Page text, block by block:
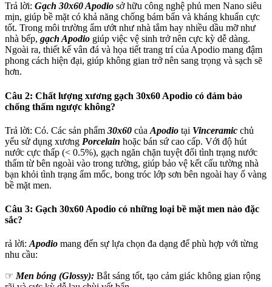
Trả lời: Gạch 30x60 Apodio sở hữu công nghệ phủ men Nano siêu
mịn, giúp bề mặt có khả năng chống bám bẩn và kháng khuẩn cực
tốt. Trong môi trường ẩm ướt như nhà tắm hay nhiều dầu mỡ như
nhà bếp, gạch Apodio giúp việc vệ sinh trở nên cực kỳ dễ dàng.
Ngoài ra, thiết kế vân đá và họa tiết trang trí của Apodio mang đậm
phong cách hiện đại, giúp không gian trở nên sang trọng và sạch sẽ
hơn.
Câu 2: Chất lượng xương gạch 30x60 Apodio có đảm bảo
chống thấm ngược không?
Trả lời: Có. Các sản phẩm 30x60 của Apodio tại Vinceramic chủ
yếu sử dụng xương Porcelain hoặc bán sứ cao cấp. Với độ hút
nước cực thấp (< 0.5%), gạch ngăn chặn tuyệt đối tình trạng nước
thấm từ bên ngoài vào trong tường, giúp bảo vệ kết cấu tường nhà
bạn khỏi tình trạng ẩm mốc, bong tróc lớp sơn bên ngoài hay ố vàng
bề mặt men.
Câu 3: Gạch 30x60 Apodio có những loại bề mặt men nào đặc
sắc?
rả lời: Apodio mang đến sự lựa chọn đa dạng để phù hợp với từng
nhu cầu:
☞ Men bóng (Glossy): Bắt sáng tốt, tạo cảm giác không gian rộng